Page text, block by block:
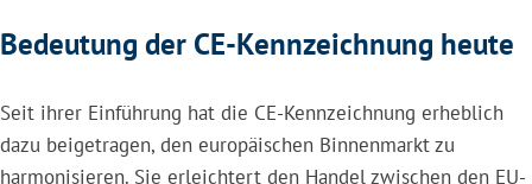
Bedeutung der CE-Kennzeichnung heute
Seit ihrer Einführung hat die CE-Kennzeichnung erheblich
dazu beigetragen, den europäischen Binnenmarkt zu
harmonisieren. Sie erleichtert den Handel zwischen den EU-